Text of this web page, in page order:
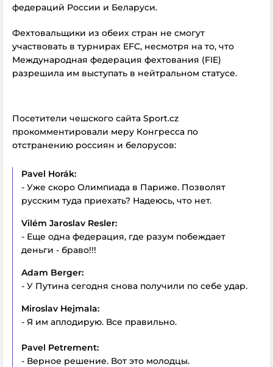
федераций России и Беларуси.
Фехтовальщики из обеих стран не смогут
участвовать в турнирах EFC, несмотря на то, что
Международная федерация фехтования (FIE)
разрешила им выступать в нейтральном статусе.
Посетители чешского сайта Sport.cz
прокомментировали меру Конгресса по
отстранению россиян и белорусов:
Pavel Horák:
- Уже скоро Олимпиада в Париже. Позволят
русским туда приехать? Надеюсь, что нет.
Vilém Jaroslav Resler:
- Еще одна федерация, где разум побеждает
деньги - браво!!!
Adam Berger:
- У Путина сегодня снова получили по себе удар.
Miroslav Hejmala:
- Я им аплодирую. Все правильно.
Pavel Petrement:
- Верное решение. Вот это молодцы.